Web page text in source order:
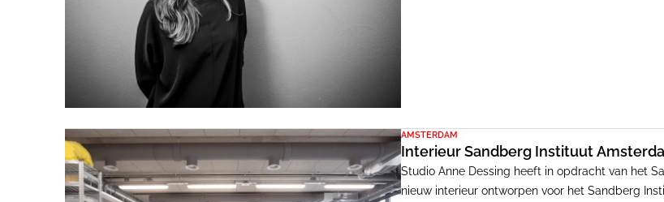
AMSTERDAM
Interieur Sandberg Instituut
Studio Anne Dessing heeft in opdracht van het
nieuw interieur ontworpen voor het Sandberg